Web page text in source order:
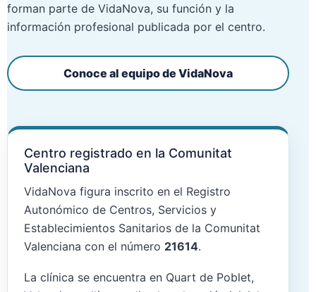
forman parte de VidaNova, su función y la
información profesional publicada por el centro.
Conoce al equipo de VidaNova
Centro registrado en la Comunitat
Valenciana
VidaNova figura inscrito en el Registro
Autonómico de Centros, Servicios y
Establecimientos Sanitarios de la Comunitat
Valenciana con el número 21614.
La clínica se encuentra en Quart de Poblet,